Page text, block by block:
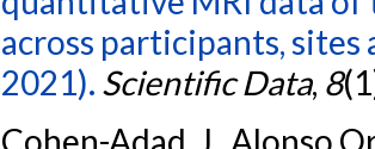
across participants, sites
2021). Scientific Data, 8